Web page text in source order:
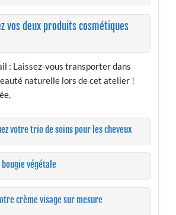
vos deux produits cosmétiques
: Laissez-vous transporter dans
naturelle lors de cet atelier !
votre trio de soins pour les cheveux
végétale
crème visage sur mesure